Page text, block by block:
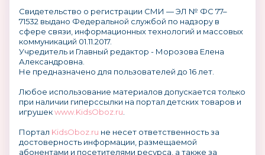
Свидетельство о регистрации СМИ — ЭЛ № ФС 77–
71532 выдано Федеральной службой по надзору в
сфере связи, информационных технологий и массовых
коммуникаций 01.11.2017.
Учредитель и Главный редактор - Морозова Елена
Александровна.
Не предназначено для пользователей до 16 лет.
Любое использование материалов допускается только
при наличии гиперссылки на портал детских товаров и
игрушекwww.KidsOboz.ru
Портал KidsOboz.ru не несет ответственность за
достоверность информации, размещаемой
абонентами и посетителями ресурса, а также за